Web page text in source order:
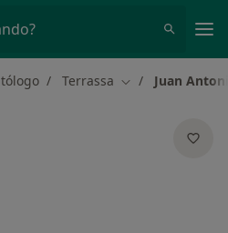
Terrassa Cambiar de
Juan